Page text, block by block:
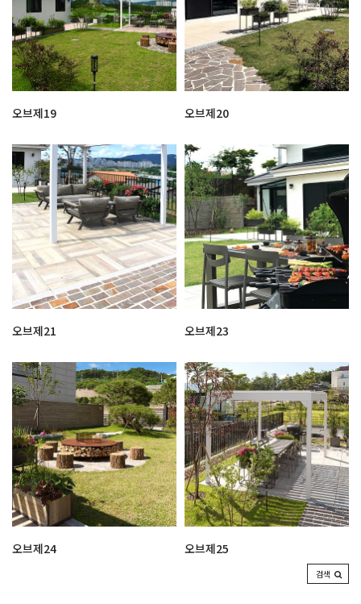
오브제19 오브제20
오브제21 오브제23
오브제24 오브제25
검색